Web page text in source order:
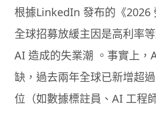
根據LinkedIn 發布的《2026
全球招募放緩主因是高利率
AI 造成的失業潮 。事實上，
缺，過去兩年全球已新增超
位（如數據標註員、AI 工程